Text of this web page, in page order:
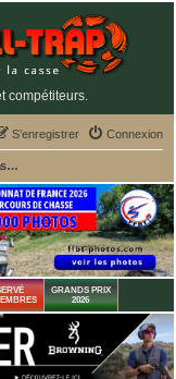
compétiteurs.
Connexion
S’enregistrer
FFBT - Parcours chasse, Compak, English Sporting, FU, DTL, Hélices, Sanglier courant
GRANDS PRIX
2026